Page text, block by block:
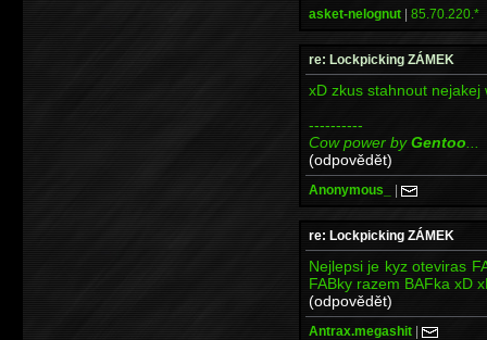
asket-nelognut | 85.70.220.*
re: Lockpicking ZÁMEK
xD zkus stahnout nejakej
----------
Cow power byGentoo
(odpovědět)
Anonymous_ |
re: Lockpicking ZÁMEK
Nejlepsi je kyz oteviras
FABky razem BAFka xD
(odpovědět)
Antrax.megashit |